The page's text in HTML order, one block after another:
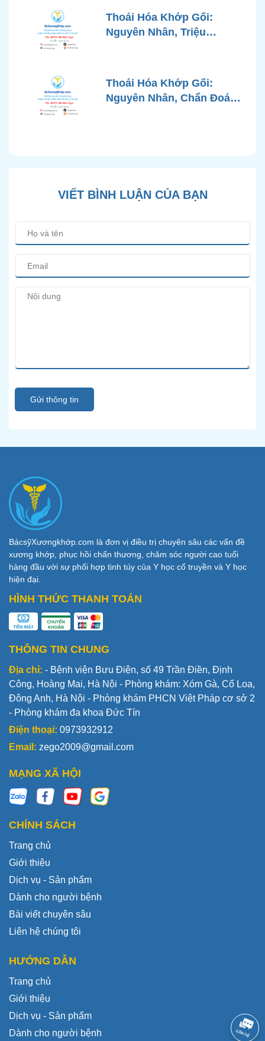
Góc Nhìn Bác Sĩ Xương
Khớp
Thoái Hóa Khớp Gối:
Nguyên Nhân, Triệu
Chuẩn Y Khoa
Thoái Hóa Khớp Gối:
Nguyên Nhân, Chẩn Đoán
VIẾT BÌNH LUẬN CỦA BẠN
Gửi thông tin
BácsỹXươngkhớp.com là đơn vị điều trị chuyên sâu các vấn đề
xương khớp, phục hồi chấn thương, chăm sóc người cao tuổi
hàng đầu với sự phối hợp tinh túy của Y học cổ truyền và Y học
hiện đại.
HÌNH THỨC THANH TOÁN
THÔNG TIN CHUNG
Địa chỉ: - Bệnh viện Bưu Điện, số 49 Trần Điền, Định
Công, Hoàng Mai, Hà Nội - Phòng khám: Xóm Gà, Cổ Loa,
Đông Anh, Hà Nội - Phòng khám PHCN Việt Pháp cơ sở 2
- Phòng khám đa khoa Đức Tín
Điện thoại: 0973932912
Email: zego2009@gmail.com
MẠNG XÃ HỘI
CHÍNH SÁCH
Trang chủ
Giới thiệu
Dịch vụ - Sản phẩm
Dành cho người bệnh
Bài viết chuyên sâu
Liên hệ chúng tôi
HƯỚNG DẪN
Trang chủ
Giới thiệu
Dịch vụ - Sản phẩm
Dành cho người bệnh